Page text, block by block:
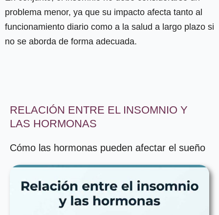
problema menor, ya que su impacto afecta tanto al
funcionamiento diario como a la salud a largo plazo si
no se aborda de forma adecuada.
RELACIÓN ENTRE EL INSOMNIO Y
LAS HORMONAS
Cómo las hormonas pueden afectar el sueño